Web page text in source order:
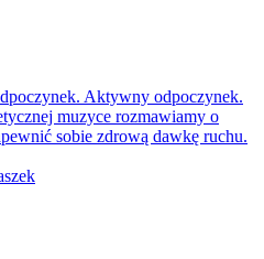
Aktywny odpoczynek.
muzyce rozmawiamy o
sobie zdrową dawkę ruchu.